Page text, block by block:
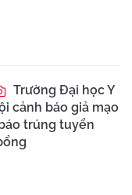
Trường Đại học Y
cảnh báo giả mạo
trúng tuyển